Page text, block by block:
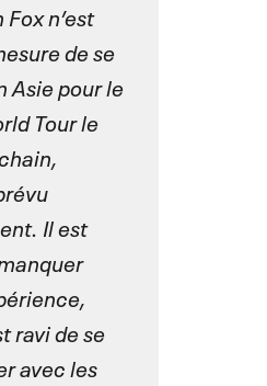
Fox n’est
de se
Asie pour le
Tour le
Il est
ravi de se
avec les